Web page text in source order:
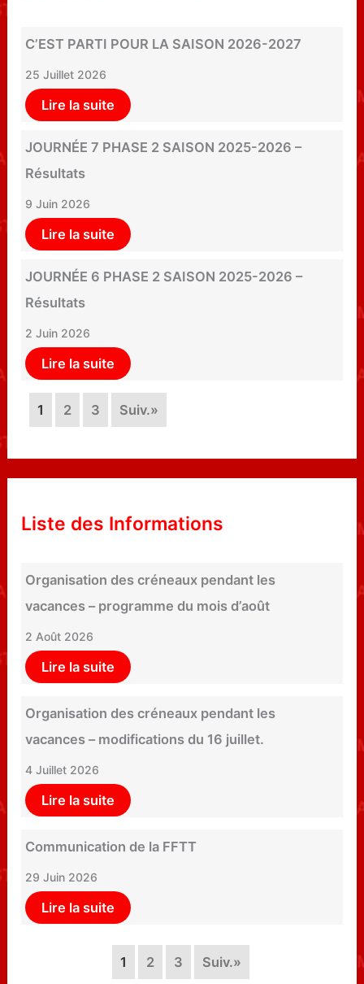
C’EST PARTI POUR LA SAISON 2026-2027
25 Juillet 2026
Lire la suite
JOURNÉE 7 PHASE 2 SAISON 2025-2026 –
Résultats
9 Juin 2026
Lire la suite
JOURNÉE 6 PHASE 2 SAISON 2025-2026 –
Résultats
2 Juin 2026
Lire la suite
1 2 3 Suiv.»
Liste des Informations
Organisation des créneaux pendant les
vacances – programme du mois d’août
2 Août 2026
Lire la suite
Organisation des créneaux pendant les
vacances – modifications du 16 juillet.
4 Juillet 2026
Lire la suite
Communication de la FFTT
29 Juin 2026
Lire la suite
1 2 3 Suiv.»